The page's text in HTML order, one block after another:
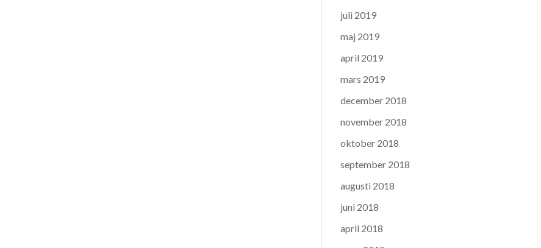
juli 2019
maj 2019
april 2019
mars 2019
december 2018
november 2018
oktober 2018
september 2018
augusti 2018
juni 2018
april 2018